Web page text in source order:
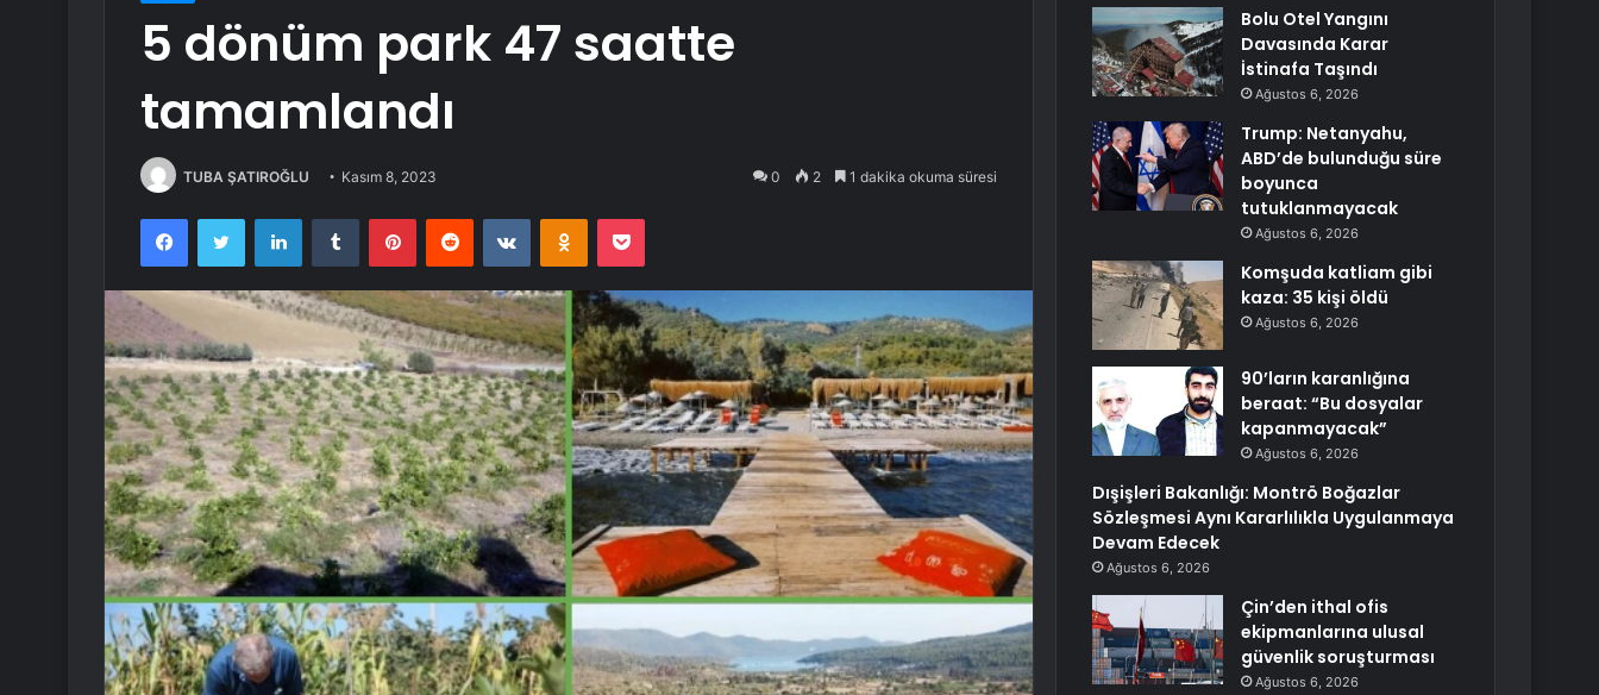
5 dönüm park 47 saatte
tamamlandı
TUBA ŞATIROĞLU Kasım 8, 2023 0 2 1 dakika okuma süresi
FacebookTwitter LinkedInTumblr PinterestReddit VKontakteOdnoklassniki
Pocket
Bolu Otel Yangını
Davasında Karar
İstinafa Taşındı
Ağustos 6, 2026
Trump: Netanyahu,
ABD’de bulunduğu süre
boyunca
tutuklanmayacak
Ağustos 6, 2026
Komşuda katliam gibi
kaza: 35 kişi öldü
Ağustos 6, 2026
90’ların karanlığına
beraat: “Bu dosyalar
kapanmayacak”
Ağustos 6, 2026
Dışişleri Bakanlığı: Montrö Boğazlar
Sözleşmesi Aynı Kararlılıkla Uygulanmaya
Devam Edecek
Ağustos 6, 2026
Çin’den ithal ofis
ekipmanlarına ulusal
güvenlik soruşturması
Ağustos 6, 2026